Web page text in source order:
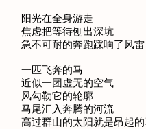
阳光在全身游走
焦虑把等待刨出深坑
急不可耐的奔跑踩响了风雷
一匹飞奔的马
近似一团虚无的空气
风勾勒它的轮廓
马尾汇入奔腾的河流
高过群山的太阳就是昂起